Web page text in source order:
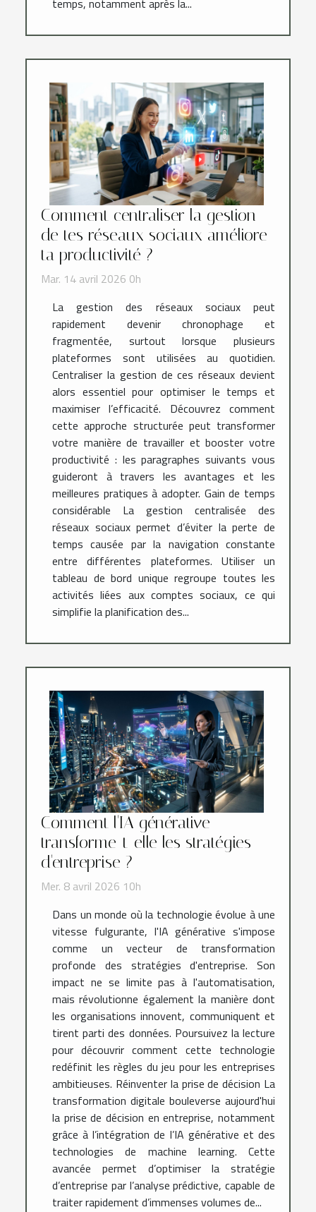
temps, notamment après la...
Comment centraliser la gestion
de tes réseaux sociaux améliore
ta productivité ?
Mar. 14 avril 2026 0h
La gestion des réseaux sociaux peut
rapidement devenir chronophage et
fragmentée, surtout lorsque plusieurs
plateformes sont utilisées au quotidien.
Centraliser la gestion de ces réseaux devient
alors essentiel pour optimiser le temps et
maximiser l’efficacité. Découvrez comment
cette approche structurée peut transformer
votre manière de travailler et booster votre
productivité : les paragraphes suivants vous
guideront à travers les avantages et les
meilleures pratiques à adopter. Gain de temps
considérable La gestion centralisée des
réseaux sociaux permet d’éviter la perte de
temps causée par la navigation constante
entre différentes plateformes. Utiliser un
tableau de bord unique regroupe toutes les
activités liées aux comptes sociaux, ce qui
simplifie la planification des...
Comment l'IA générative
transforme-t-elle les stratégies
d'entreprise ?
Mer. 8 avril 2026 10h
Dans un monde où la technologie évolue à une
vitesse fulgurante, l'IA générative s'impose
comme un vecteur de transformation
profonde des stratégies d'entreprise. Son
impact ne se limite pas à l'automatisation,
mais révolutionne également la manière dont
les organisations innovent, communiquent et
tirent parti des données. Poursuivez la lecture
pour découvrir comment cette technologie
redéfinit les règles du jeu pour les entreprises
ambitieuses. Réinventer la prise de décision La
transformation digitale bouleverse aujourd'hui
la prise de décision en entreprise, notamment
grâce à l’intégration de l’IA générative et des
technologies de machine learning. Cette
avancée permet d’optimiser la stratégie
d’entreprise par l’analyse prédictive, capable de
traiter rapidement d’immenses volumes de...